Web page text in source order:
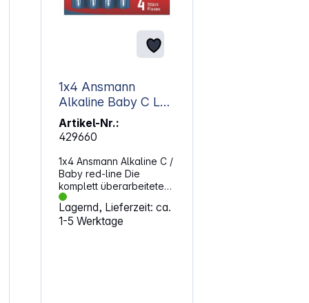
1x4 Ansmann
Alkaline Baby C LR
Artikel-Nr.:
429660
1x4 Ansmann Alkaline C /
Baby red-line Die
komplett überarbeitete
ANSMANN Alkaline-Linie
im attraktiven Design ist
die ideale Energiequelle
Lagernd, Lieferzeit: ca.
1-5 Werktage